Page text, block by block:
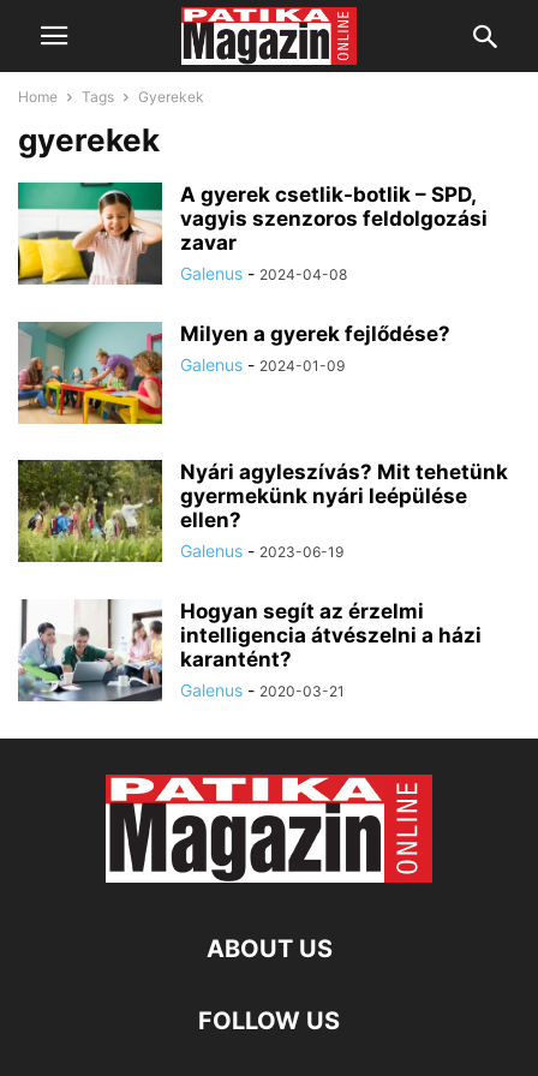
Home Tags Gyerekek
gyerekek
A gyerek csetlik-botlik – SPD,
vagyis szenzoros feldolgozási
zavar
Galenus - 2024-04-08
Milyen a gyerek fejlődése?
Galenus - 2024-01-09
Nyári agyleszívás? Mit tehetünk
gyermekünk nyári leépülése
ellen?
Galenus - 2023-06-19
Hogyan segít az érzelmi
intelligencia átvészelni a házi
karantént?
Galenus - 2020-03-21
ABOUT US
FOLLOW US